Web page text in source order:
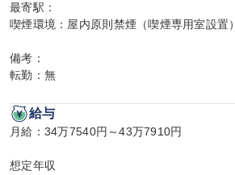
最寄駅：
喫煙環境：屋内原則禁煙（喫煙専用室設置）
備考：
転勤：無
給与
月給：34万7540円～43万7910円
想定年収